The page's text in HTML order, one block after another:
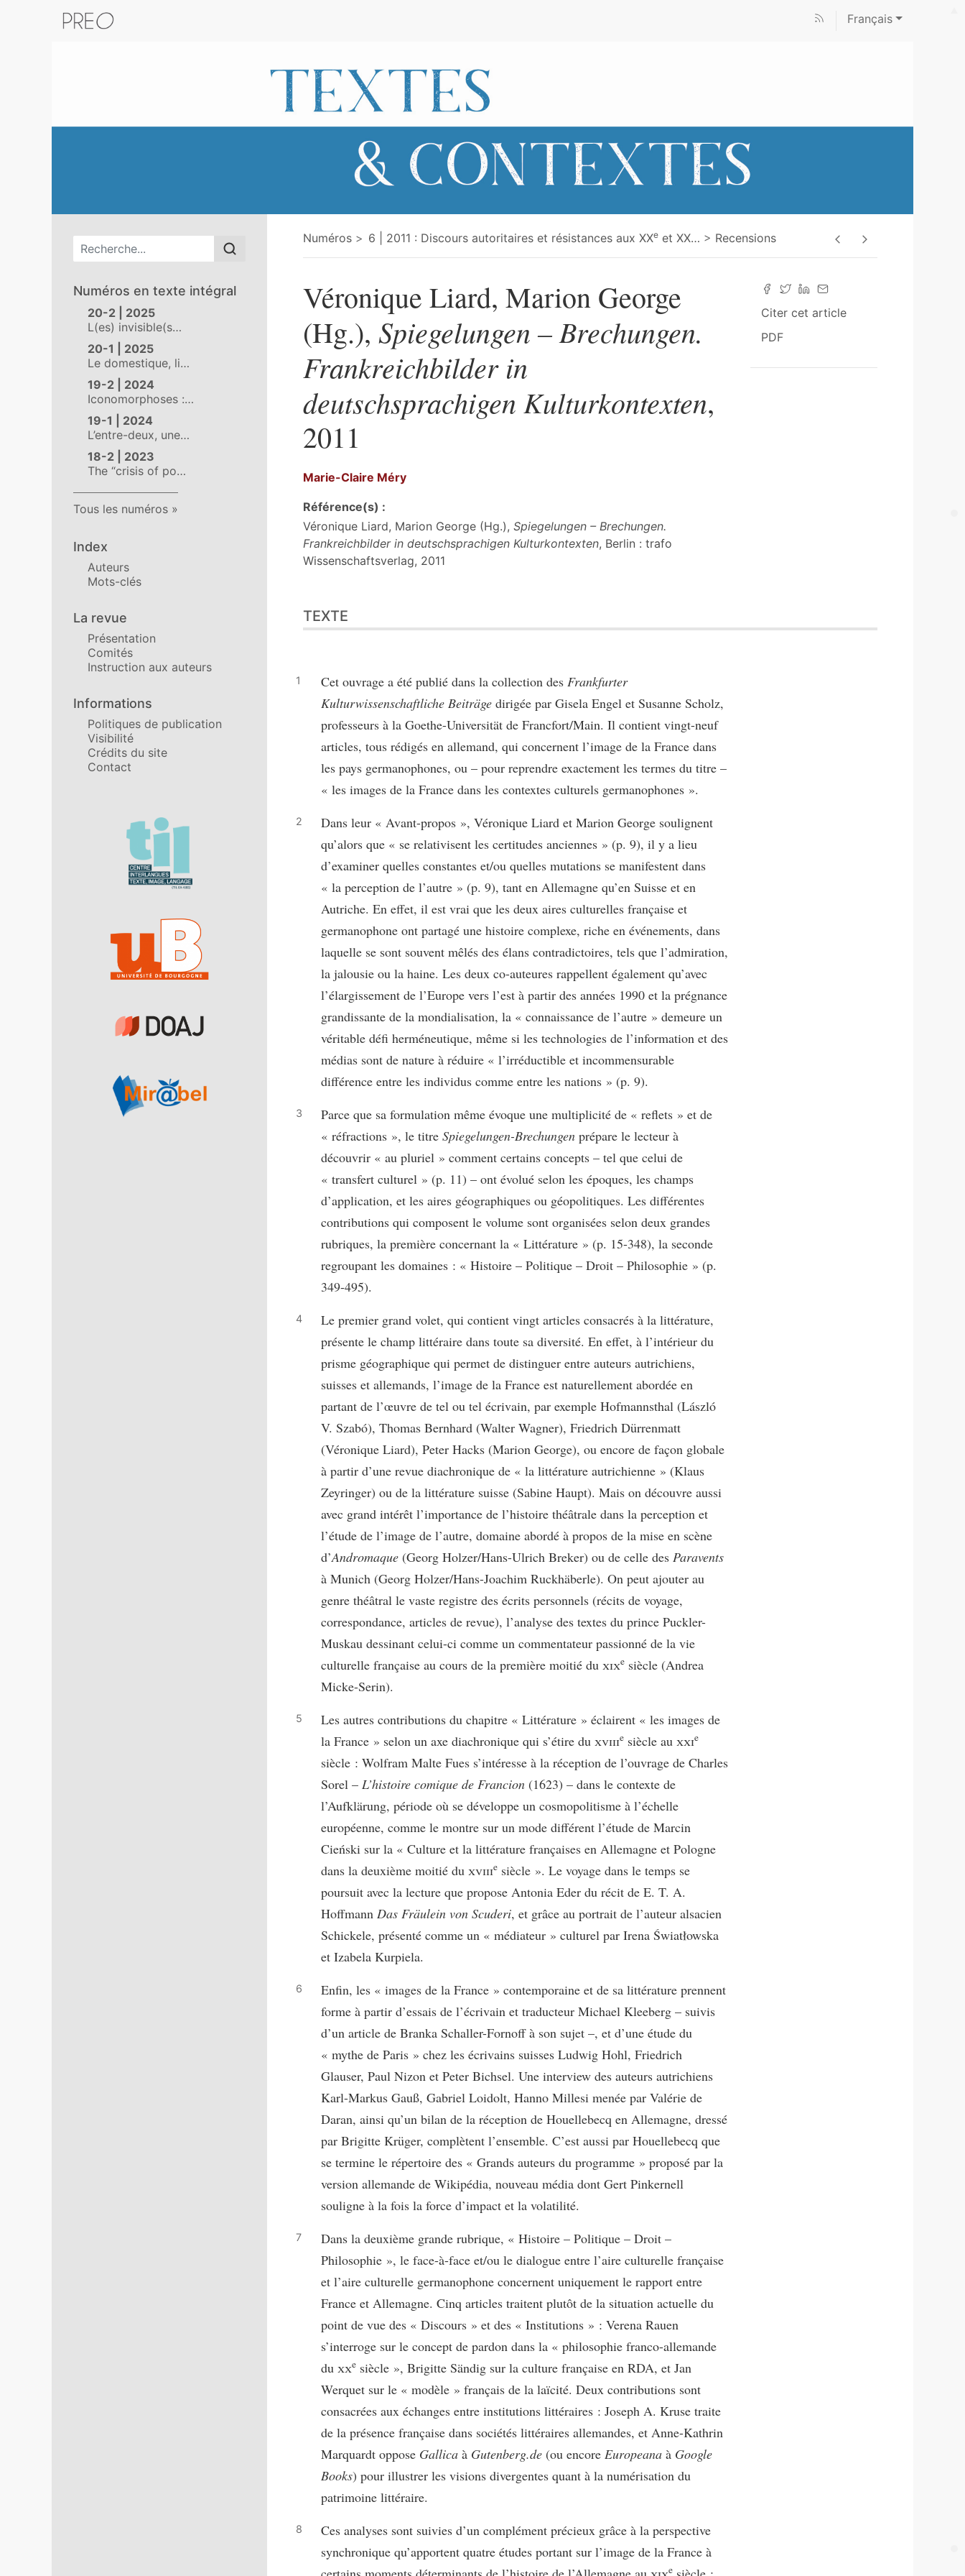
Français
Menu principal
Numéros en texte intégral
20-2 | 2025
L(es) invisible(s…
20-1 | 2025
Le domestique, li…
19-2 | 2024
Iconomorphoses :…
19-1 | 2024
L’entre-deux, une…
18-2 | 2023
The “crisis of po…
Tous les numéros
Index
Auteurs
Mots-clés
La revue
Présentation
Comités
Instruction aux auteurs
Informations
Politiques de publication
Visibilité
Crédits du site
Contact
Affiliations/partenaires
Numéros 6 | 2011 : Discours autoritaires et résistances aux XXe et XX… Recensions
Citer cet article
PDF
Véronique Liard, Marion George
(Hg.), Spiegelungen – Brechungen.
Frankreichbilder in
deutschsprachigen Kulturkontexten,
2011
Marie-Claire Méry
Référence(s) :
Véronique Liard, Marion George (Hg.), Spiegelungen – Brechungen.
Frankreichbilder in deutschsprachigen Kulturkontexten, Berlin : trafo
Wissenschaftsverlag, 2011
Citer cet article
Auteur
TEXTE
Cet ouvrage a été publié dans la collection des Frankfurter
Kulturwissenschaftliche Beiträge dirigée par Gisela Engel et Susanne Scholz,
professeurs à la Goethe-Universität de Francfort/Main. Il contient vingt-neuf
articles, tous rédigés en allemand, qui concernent l’image de la France dans
les pays germanophones, ou – pour reprendre exactement les termes du titre –
« les images de la France dans les contextes culturels germanophones ».
Dans leur « Avant-propos », Véronique Liard et Marion George soulignent
qu’alors que « se relativisent les certitudes anciennes » (p. 9), il y a lieu
d’examiner quelles constantes et/ou quelles mutations se manifestent dans
« la perception de l’autre » (p. 9), tant en Allemagne qu’en Suisse et en
Autriche. En effet, il est vrai que les deux aires culturelles française et
germanophone ont partagé une histoire complexe, riche en événements, dans
laquelle se sont souvent mêlés des élans contradictoires, tels que l’admiration,
la jalousie ou la haine. Les deux co-auteures rappellent également qu’avec
l’élargissement de l’Europe vers l’est à partir des années 1990 et la prégnance
grandissante de la mondialisation, la « connaissance de l’autre » demeure un
véritable défi herméneutique, même si les technologies de l’information et des
médias sont de nature à réduire « l’irréductible et incommensurable
différence entre les individus comme entre les nations » (p. 9).
Parce que sa formulation même évoque une multiplicité de « reflets » et de
« réfractions », le titre Spiegelungen-Brechungen prépare le lecteur à
découvrir « au pluriel » comment certains concepts – tel que celui de
« transfert culturel » (p. 11) – ont évolué selon les époques, les champs
d’application, et les aires géographiques ou géopolitiques. Les différentes
contributions qui composent le volume sont organisées selon deux grandes
rubriques, la première concernant la « Littérature » (p. 15-348), la seconde
regroupant les domaines : « Histoire – Politique – Droit – Philosophie » (p.
349-495).
Le premier grand volet, qui contient vingt articles consacrés à la littérature,
présente le champ littéraire dans toute sa diversité. En effet, à l’intérieur du
prisme géographique qui permet de distinguer entre auteurs autrichiens,
suisses et allemands, l’image de la France est naturellement abordée en
partant de l’œuvre de tel ou tel écrivain, par exemple Hofmannsthal (László
V. Szabó), Thomas Bernhard (Walter Wagner), Friedrich Dürrenmatt
(Véronique Liard), Peter Hacks (Marion George), ou encore de façon globale
à partir d’une revue diachronique de « la littérature autrichienne » (Klaus
Zeyringer) ou de la littérature suisse (Sabine Haupt). Mais on découvre aussi
avec grand intérêt l’importance de l’histoire théâtrale dans la perception et
l’étude de l’image de l’autre, domaine abordé à propos de la mise en scène
d’Andromaque (Georg Holzer/Hans-Ulrich Breker) ou de celle des Paravents
à Munich (Georg Holzer/Hans-Joachim Ruckhäberle). On peut ajouter au
genre théâtral le vaste registre des écrits personnels (récits de voyage,
correspondance, articles de revue), l’analyse des textes du prince Puckler-
Muskau dessinant celui-ci comme un commentateur passionné de la vie
culturelle française au cours de la première moitié du xixe siècle (Andrea
Micke-Serin).
Les autres contributions du chapitre « Littérature » éclairent « les images de
la France » selon un axe diachronique qui s’étire du xviiie siècle au xxie
siècle : Wolfram Malte Fues s’intéresse à la réception de l’ouvrage de Charles
Sorel – L’histoire comique de Francion (1623) – dans le contexte de
l’Aufklärung, période où se développe un cosmopolitisme à l’échelle
européenne, comme le montre sur un mode différent l’étude de Marcin
Cieński sur la « Culture et la littérature françaises en Allemagne et Pologne
dans la deuxième moitié du xviiie siècle ». Le voyage dans le temps se
poursuit avec la lecture que propose Antonia Eder du récit de E. T. A.
Hoffmann Das Fräulein von Scuderi, et grâce au portrait de l’auteur alsacien
Schickele, présenté comme un « médiateur » culturel par Irena Światłowska
et Izabela Kurpiela.
Enfin, les « images de la France » contemporaine et de sa littérature prennent
forme à partir d’essais de l’écrivain et traducteur Michael Kleeberg – suivis
d’un article de Branka Schaller-Fornoff à son sujet –, et d’une étude du
« mythe de Paris » chez les écrivains suisses Ludwig Hohl, Friedrich
Glauser, Paul Nizon et Peter Bichsel. Une interview des auteurs autrichiens
Karl-Markus Gauß, Gabriel Loidolt, Hanno Millesi menée par Valérie de
Daran, ainsi qu’un bilan de la réception de Houellebecq en Allemagne, dressé
par Brigitte Krüger, complètent l’ensemble. C’est aussi par Houellebecq que
se termine le répertoire des « Grands auteurs du programme » proposé par la
version allemande de Wikipédia, nouveau média dont Gert Pinkernell
souligne à la fois la force d’impact et la volatilité.
Dans la deuxième grande rubrique, « Histoire – Politique – Droit –
Philosophie », le face-à-face et/ou le dialogue entre l’aire culturelle française
et l’aire culturelle germanophone concernent uniquement le rapport entre
France et Allemagne. Cinq articles traitent plutôt de la situation actuelle du
point de vue des « Discours » et des « Institutions » : Verena Rauen
s’interroge sur le concept de pardon dans la « philosophie franco-allemande
du xxe siècle », Brigitte Sändig sur la culture française en RDA, et Jan
Werquet sur le « modèle » français de la laïcité. Deux contributions sont
consacrées aux échanges entre institutions littéraires : Joseph A. Kruse traite
de la présence française dans sociétés littéraires allemandes, et Anne-Kathrin
Marquardt oppose Gallica à Gutenberg.de (ou encore Europeana à Google
Books) pour illustrer les visions divergentes quant à la numérisation du
patrimoine littéraire.
Ces analyses sont suivies d’un complément précieux grâce à la perspective
synchronique qu’apportent quatre études portant sur l’image de la France à
e